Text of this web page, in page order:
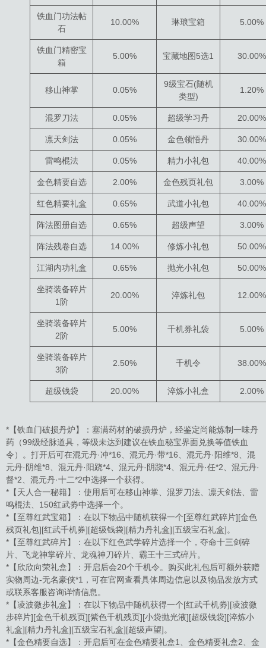
铁血门功法帖
石
10.00% 琳琅宝箱 5.00%
铁血门精密宝
箱
5.00% 宝藏地图5选1 30.00%
移山神掌 0.05%
9级宝石(随机
类型)
1.20%
混罗刀法 0.05% 超级学习丹 20.00%
凛天剑法 0.05% 金色领悟丹 30.00%
雷鸣棍法 0.05% 精力小礼包 40.00%
金色精要自选 2.00% 金色残页礼包 3.00%
红色精要礼盒 0.65% 武道小礼包 40.00%
阵法图册自选 0.65% 超级声望 3.00%
阵法残卷自选 14.00% 修炼小礼包 50.00%
江湖内功礼盒 0.65% 抛光小礼包 50.00%
坐骑装备碎片
1阶
20.00% 淬炼礼包 12.00%
坐骑装备碎片
2阶
5.00% 千机券礼袋 5.00%
坐骑装备碎片
3阶
2.50% 千机令 38.00%
超级钱袋 20.00% 淬炼小礼盒 2.00%
*【铁血门破损丹炉】：塞满药材的破损丹炉，经鉴定尚能炼制一味丹
药（99级经脉道具，等级未达到建议在铁血秘宝界面兑换等值铁血
令）。打开后可在混元丹·冲*16、混元丹·带*16、混元丹·阳维*8、混
元丹·阴维*8、混元丹·阳跷*4、混元丹·阴跷*4、混元丹·任*2、混元丹·
督*2、混元丹·十二*2中选择一个获得。
*【天人合一秘籍】：使用后可在移山神掌、混罗刀法、凛天剑法、雷
鸣棍法、150红武劵中选择一个。
*【至尊红武宝箱】：在以下物品中随机获得一个[至尊红武碎片][金色
残页礼包][红武千机券][超级钱袋][精力丹礼盒][五级宝石礼盒]。
*【至尊红武碎片】：在以下红色武学碎片选择一个，夺命十三剑碎
片、飞龙神掌碎片、龙魂神刀碎片、霸王十三式碎片。
*【欣欣向荣礼盒】：开启后会20个千机令。购买此礼包后可额外获赠
实物周边-无名豪侠*1，可在官网查看具体周边信息以及物品发放方式
或联系客服咨询详情信息。
*【凌波微步礼盒】：在以下物品中随机获得一个[红武千机劵][凌波微
步碎片][金色千机残页][紫色千机残页][小袋抛光液][超级钱袋][淬炼小
礼盒][精力丹礼盒][五级宝石礼盒][超级声望]。
*【金色精要自选】：开启后可在金色精要礼盒1、金色精要礼盒2、金